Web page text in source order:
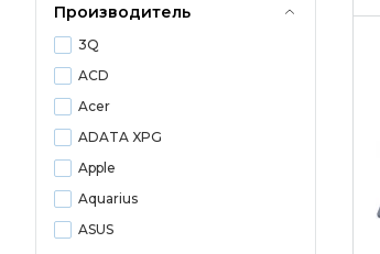
Производитель
3Q
ACD
Acer
ADATA XPG
Apple
Aquarius
ASUS